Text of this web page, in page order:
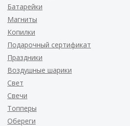
Батарейки
Магниты
Копилки
Подарочный сертификат
Праздники
Воздушные шарики
Свет
Свечи
Топперы
Обереги